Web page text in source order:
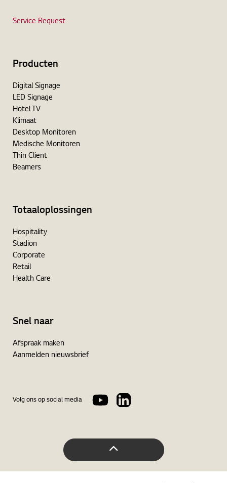
Service Request
Producten
Digital Signage
LED Signage
Hotel TV
Klimaat
Desktop Monitoren
Medische Monitoren
Thin Client
Beamers
Totaaloplossingen
Hospitality
Stadion
Corporate
Retail
Health Care
Snel naar
Afspraak maken
Aanmelden nieuwsbrief
Volg ons op social media